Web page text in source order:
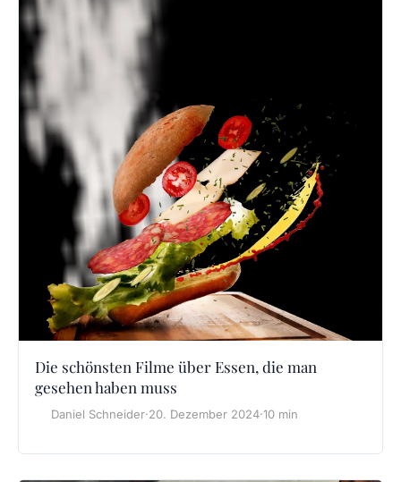
Die schönsten Filme über Essen, die man
gesehen haben muss
Daniel Schneider·20. Dezember 2024·10 min